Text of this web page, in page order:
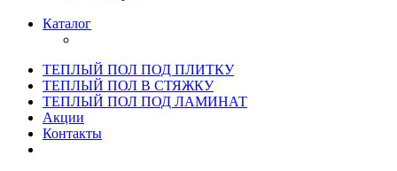
Каталог
ТЕПЛЫЙ ПОЛ ПОД ПЛИТКУ
ТЕПЛЫЙ ПОЛ В СТЯЖКУ
ТЕПЛЫЙ ПОЛ ПОД ЛАМИНАТ
Акции
Контакты